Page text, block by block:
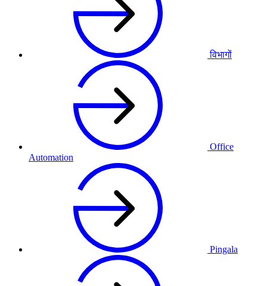
विभागों
Office
Automation
Pingala